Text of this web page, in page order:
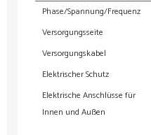
Phase/Spannung/Frequenz
Versorgungsseite
Versorgungskabel
Elektrischer Schutz
Elektrische Anschlüsse für
Innen und Außen